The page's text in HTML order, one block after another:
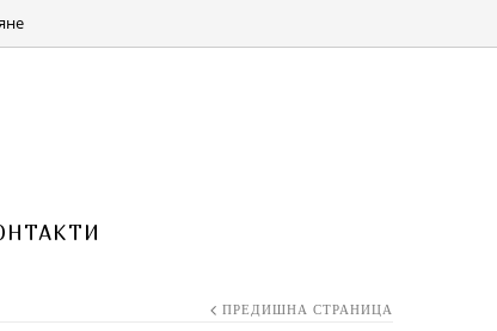
ПРЕДИШНА СТРАНИЦА